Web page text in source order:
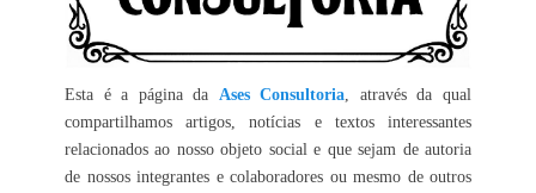
Esta é a página da Ases Consultoria , através da qual
compartilhamos artigos, notícias e textos interessantes
relacionados ao nosso objeto social e que sejam de autoria
de nossos integrantes e colaboradores ou mesmo de outros